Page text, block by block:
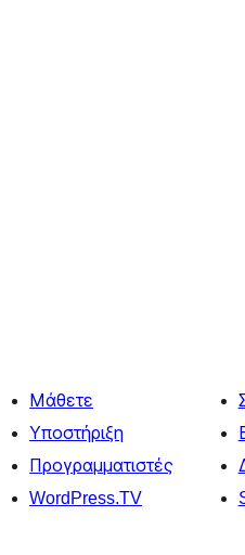
Μάθετε
Υποστήριξη
Προγραμματιστές
WordPress.TV